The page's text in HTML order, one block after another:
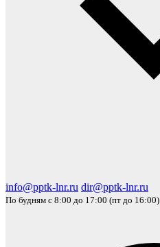
info@pptk-lnr.ru dir@pptk-lnr.ru
По будням с 8:00 до 17:00 (пт до 16:00)